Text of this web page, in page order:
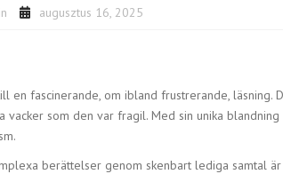
augusztus 16, 2025
fascinerande, om ibland frustrerande, läsning.
som den var fragil. Med sin unika
berättelser genom skenbart lediga samtal